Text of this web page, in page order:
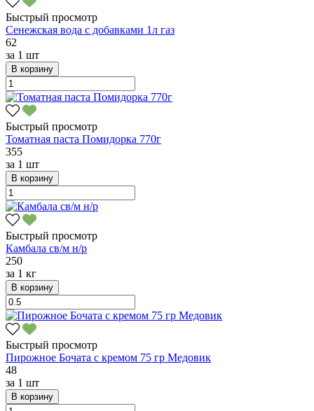
Быстрый просмотр
Сенежская вода с добавками 1л газ
62
за 1 шт
В корзину
Быстрый просмотр
Томатная паста Помидорка 770г
355
за 1 шт
В корзину
Быстрый просмотр
Камбала св/м н/р
250
за 1 кг
В корзину
Быстрый просмотр
Пирожное Бочата с кремом 75 гр Медовик
48
за 1 шт
В корзину